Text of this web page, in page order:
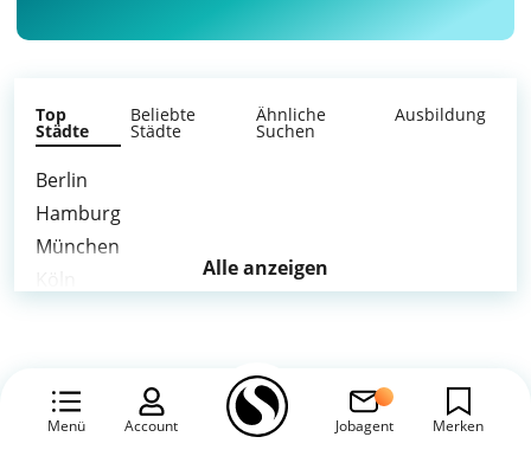
Menü Account Jobagent Merken
Top
Städte
Beliebte
Städte
Ähnliche
Suchen
Ausbildung
Berlin
Hamburg
München
Leipzig
Alle anzeigen